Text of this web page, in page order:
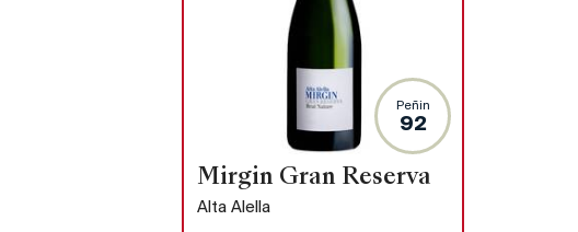
Peñin
92
Mirgin Gran Reserva
Alta Alella